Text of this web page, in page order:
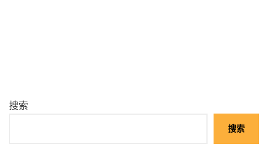
搜索
搜索